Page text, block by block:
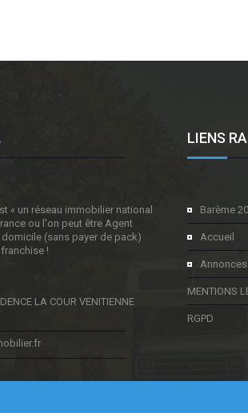
.
« un réseau immobilier national
ou l'on peut être Agent
(sans payer de pack)
!
LA COUR VENITIENNE
LIENS
Barème
Accueil
Annonces
MENTIONS
RGPD